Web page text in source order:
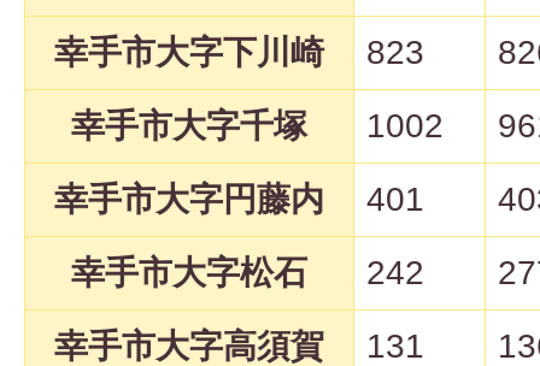
幸手市大字下川崎
823
幸手市大字千塚
1002
幸手市大字円藤内
401
幸手市大字松石
242
幸手市大字高須賀
131